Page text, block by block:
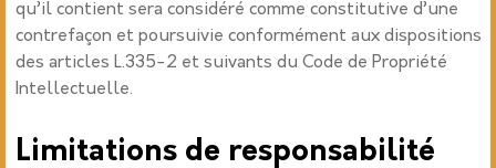
qu’il contient sera considéré comme constitutive d’une
contrefaçon et poursuivie conformément aux dispositions
des articles L.335-2 et suivants du Code de Propriété
Intellectuelle.
Limitations de responsabilité